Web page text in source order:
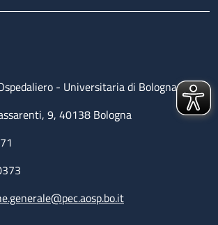
- Universitaria di Bologna
9, 40138 Bologna